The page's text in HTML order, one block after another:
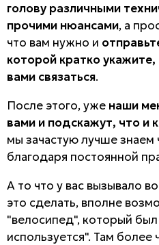
голову различными
прочими нюансами, а
что вам нужно и
которой кратко
вами связаться.
После этого, уже наши
вами и подскажут, что и
мы зачастую лучше
благодаря постоянной
А то что у вас вызывало
это сделать, вполне
"велосипед", который был
используется". Там более